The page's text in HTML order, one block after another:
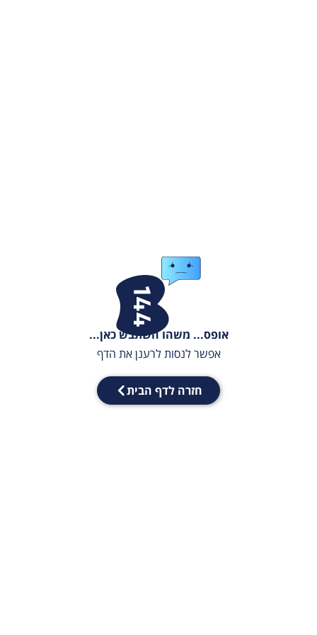
אופס... משהו השתבש כאן...
אפשר לנסות לרענן את הדף
חזרה לדף הבית